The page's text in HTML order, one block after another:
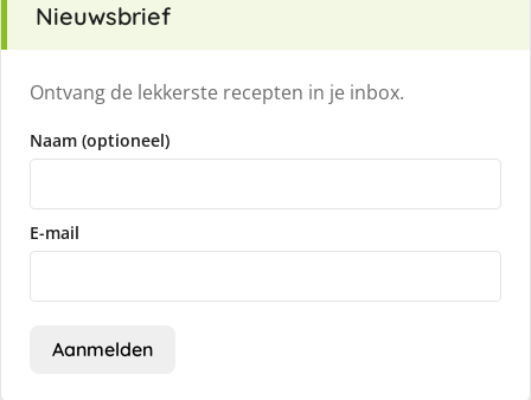
Nieuwsbrief
Ontvang de lekkerste recepten in je inbox.
Naam (optioneel)
E-mail
Aanmelden